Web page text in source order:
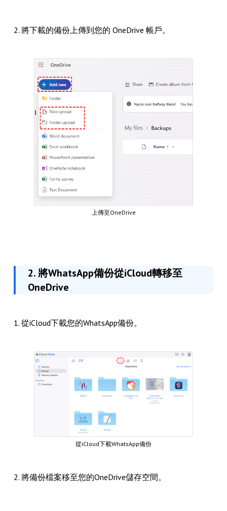
2. 將下載的備份上傳到您的 OneDrive 帳戶。
上傳至OneDrive
2. 將WhatsApp備份從iCloud轉移至
OneDrive
1. 從iCloud下載您的WhatsApp備份。
從iCloud下載WhatsApp備份
2. 將備份檔案移至您的OneDrive儲存空間。